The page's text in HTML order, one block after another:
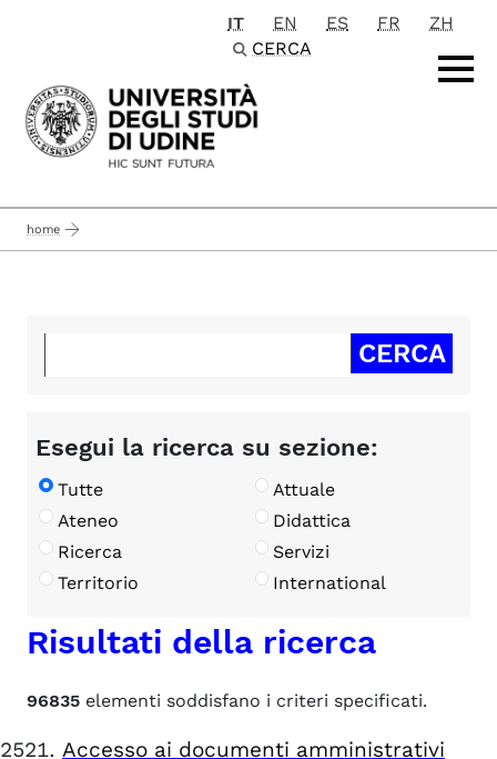
Passa al contenuto principale
IT EN ES FR
ZH
CERCA
home
Esegui la ricerca su sezione:
Tutte
Attuale
Ateneo
Didattica
Ricerca
Servizi
Territorio
International
Risultati della ricerca
96835 elementi soddisfano i criteri specificati.
Accesso ai documenti amministrativi